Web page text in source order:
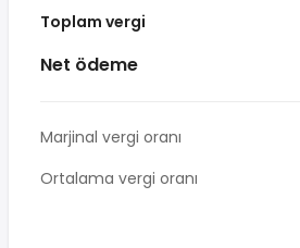
Toplam vergi
Net ödeme
Marjinal vergi oranı
Ortalama vergi oranı